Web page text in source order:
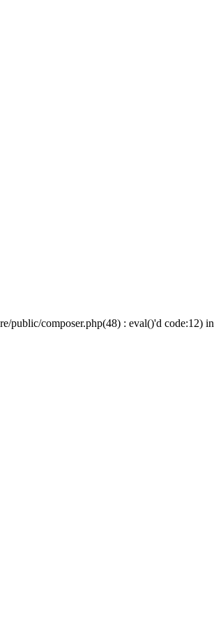
public/composer.php(48) : eval()'d code:12) in